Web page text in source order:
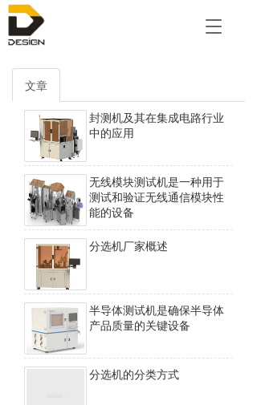
T
e
n
i
g
a
i
文章
封测机及其在集成电路行业
中的应用
无线模块测试机是一种用于
测试和验证无线通信模块性
能的设备
分选机厂家概述
半导体测试机是确保半导体
产品质量的关键设备
分选机的分类方式